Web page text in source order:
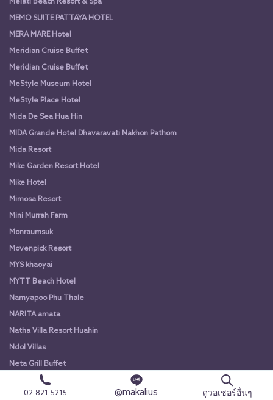
Melati Beach Resort & Spa
MEMO SUITE PATTAYA HOTEL
MERA MARE Hotel
Meridian Cruise Buffet
Meridian Cruise Buffet
MeStyle Museum Hotel
MeStyle Place Hotel
Mida De Sea Hua Hin
MIDA Grande Hotel Dhavaravati Nakhon Pathom
Mida Resort
Mike Garden Resort Hotel
Mike Hotel
Mimosa Resort
Mini Murrah Farm
Monraumsuk
Movenpick Resort
MYS khaoyai
MYTT Beach Hotel
Namyapoo Phu Thale
NARITA amata
Natha Villa Resort Huahin
Ndol Villas
Neta Grill Buffet
New Star Beach Resort
Nikki Beach Resort
02-821-5215 @makalius ดูวอเชอร์อื่นๆ